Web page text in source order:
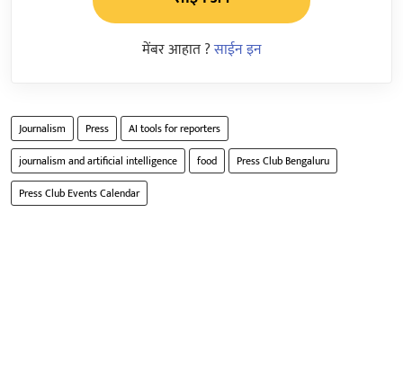
मेंबर आहात ?साईन इन
Journalism Press
AI tools for reporters
journalism and artificial intelligence
food
Press Club Bengaluru
Press Club Events Calendar